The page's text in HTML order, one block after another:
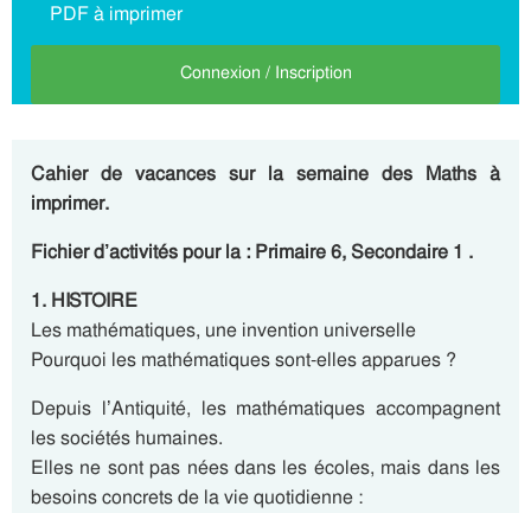
PDF à imprimer
Connexion / Inscription
Cahier de vacances sur la semaine des Maths à
imprimer.
Fichier d’activités pour la : Primaire 6, Secondaire 1 .
1. HISTOIRE
Les mathématiques, une invention universelle
Pourquoi les mathématiques sont-elles apparues ?
Depuis l’Antiquité, les mathématiques accompagnent
les sociétés humaines.
Elles ne sont pas nées dans les écoles, mais dans les
besoins concrets de la vie quotidienne :